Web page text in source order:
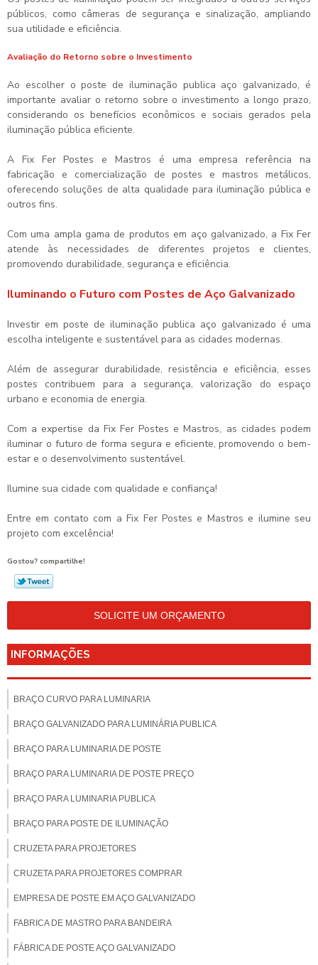
públicos, como câmeras de segurança e sinalização, ampliando
sua utilidade e eficiência.
Avaliação do Retorno sobre o Investimento
Ao escolher oposte de iluminação publica aço galvanizado, é
importante avaliar o retorno sobre o investimento a longo prazo,
considerando os benefícios econômicos e sociais gerados pela
iluminação pública eficiente.
A Fix Fer Postes e Mastros é uma empresa referência na
fabricação e comercialização de postes e mastros metálicos,
oferecendo soluções de alta qualidade para iluminação pública e
outros fins.
Com uma ampla gama de produtos em aço galvanizado, a Fix Fer
atende às necessidades de diferentes projetos e clientes,
promovendo durabilidade, segurança e eficiência.
Iluminando o Futuro com Postes de Aço Galvanizado
Investir em poste de iluminação publica aço galvanizado é uma
escolha inteligente e sustentável para as cidades modernas.
Além de assegurar durabilidade, resistência e eficiência, esses
postes contribuem para a segurança, valorização do espaço
urbano e economia de energia.
Com a expertise da Fix Fer Postes e Mastros, as cidades podem
iluminar o futuro de forma segura e eficiente, promovendo o bem-
estar e o desenvolvimento sustentável.
Ilumine sua cidade com qualidade e confiança!
Entre em contato com a Fix Fer Postes e Mastros e ilumine seu
projeto com excelência!
Gostou? compartilhe!
SOLICITE UM ORÇAMENTO
INFORMAÇÕES
BRAÇO CURVO PARA LUMINARIA
BRAÇO GALVANIZADO PARA LUMINÁRIA PUBLICA
BRAÇO PARA LUMINARIA DE POSTE
BRAÇO PARA LUMINARIA DE POSTE PREÇO
BRAÇO PARA LUMINARIA PUBLICA
BRAÇO PARA POSTE DE ILUMINAÇÃO
CRUZETA PARA PROJETORES
CRUZETA PARA PROJETORES COMPRAR
EMPRESA DE POSTE EM AÇO GALVANIZADO
FABRICA DE MASTRO PARA BANDEIRA
FÁBRICA DE POSTE AÇO GALVANIZADO